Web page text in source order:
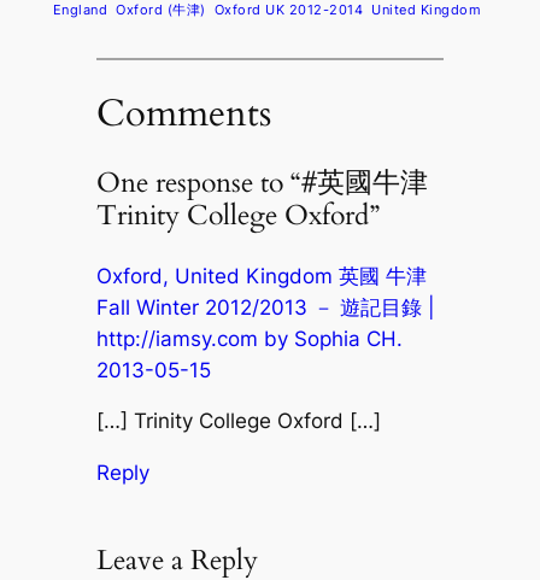
England Oxford (牛津) Oxford UK 2012-2014 United Kingdom
Comments
One response to “#英國牛津
Trinity College Oxford”
Oxford, United Kingdom 英國 牛津
Fall Winter 2012/2013 － 遊記目錄 |
http://iamsy.com by Sophia CH.
2013-05-15
[…] Trinity College Oxford […]
Reply
Leave a Reply